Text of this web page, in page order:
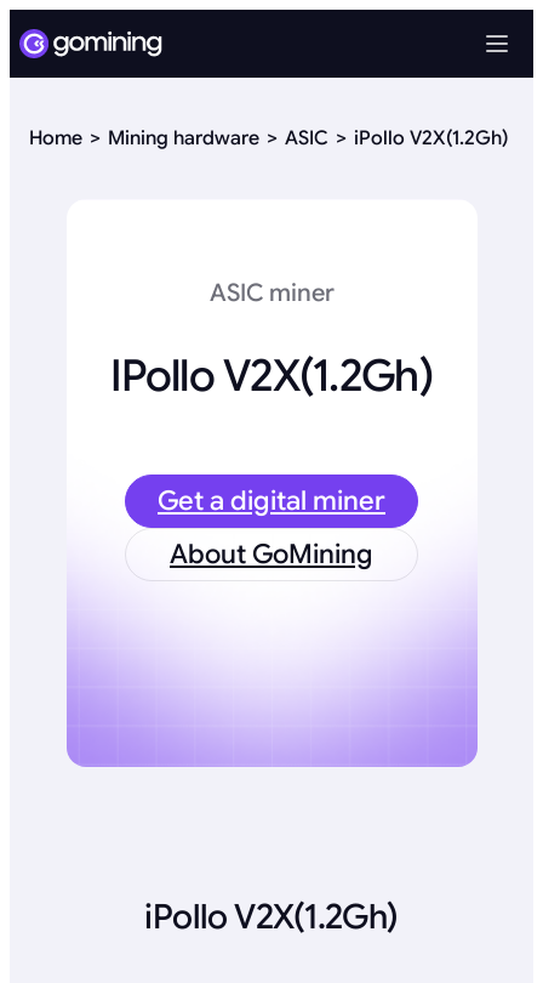
Home Mining hardware ASIC iPollo V2X(1.2Gh)
ASIC miner
IPollo V2X(1.2Gh)
Get a digital miner
About GoMining
iPollo V2X(1.2Gh)